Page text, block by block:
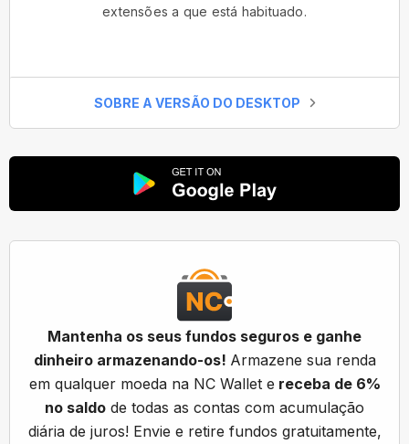
extensões a que está habituado.
SOBRE A VERSÃO DO DESKTOP
Mantenha os seus fundos seguros e ganhe
dinheiro armazenando-os! Armazene sua renda
em qualquer moeda na NC Wallet e receba de 6%
no saldo de todas as contas com acumulação
diária de juros! Envie e retire fundos gratuitamente,